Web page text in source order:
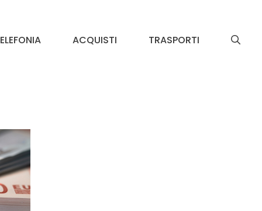
ACQUISTI TRASPORTI